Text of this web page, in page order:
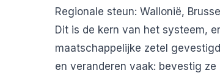
Regionale steun: Wallonië,
Dit is de kern van het systeem,
maatschappelijke zetel
en veranderen vaak: bevestig